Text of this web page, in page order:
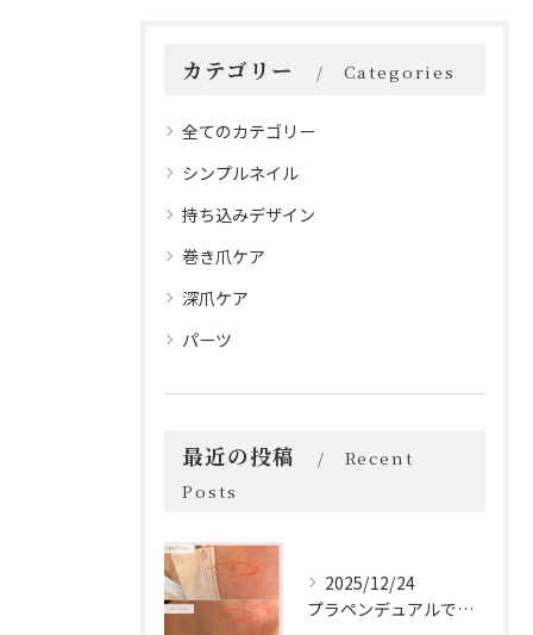
カテゴリー Categories
全てのカテゴリー
シンプルネイル
持ち込みデザイン
巻き爪ケア
深爪ケア
パーツ
最近の投稿
Recent
Posts
2025/12/24
プラペンデュアルでプラズマ照射